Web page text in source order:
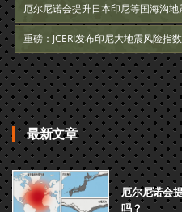
厄尔尼诺会提升日本印尼等国海沟地
重磅：JCERI发布印尼大地震风险指数
最新文章
厄尔尼诺会
吗？